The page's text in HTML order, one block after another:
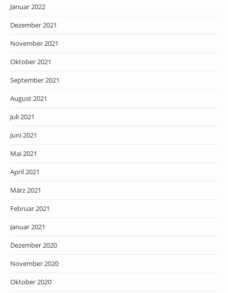
Januar 2022
Dezember 2021
November 2021
Oktober 2021
September 2021
August 2021
Juli 2021
Juni 2021
Mai 2021
April 2021
März 2021
Februar 2021
Januar 2021
Dezember 2020
November 2020
Oktober 2020